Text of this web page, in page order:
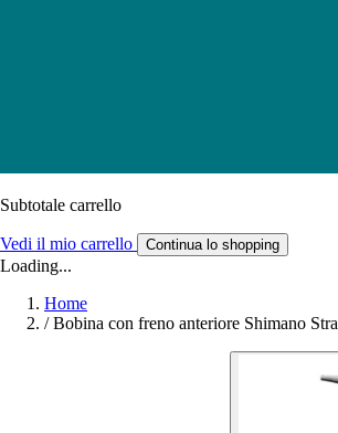
Subtotale carrello
Vedi il mio carrello Continua lo shopping
Loading...
Home
/ Bobina con freno anteriore Shimano